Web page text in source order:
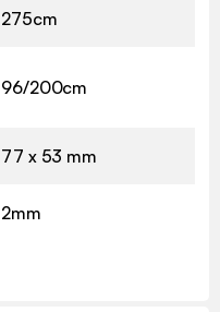
275cm
96/200cm
77 x 53 mm
2mm